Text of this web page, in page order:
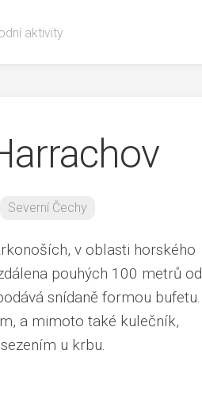
aktivity
Severní Čechy
v oblasti horského
pouhých 100 metrů od
snídaně formou bufetu.
a mimoto také kulečník,
u krbu.